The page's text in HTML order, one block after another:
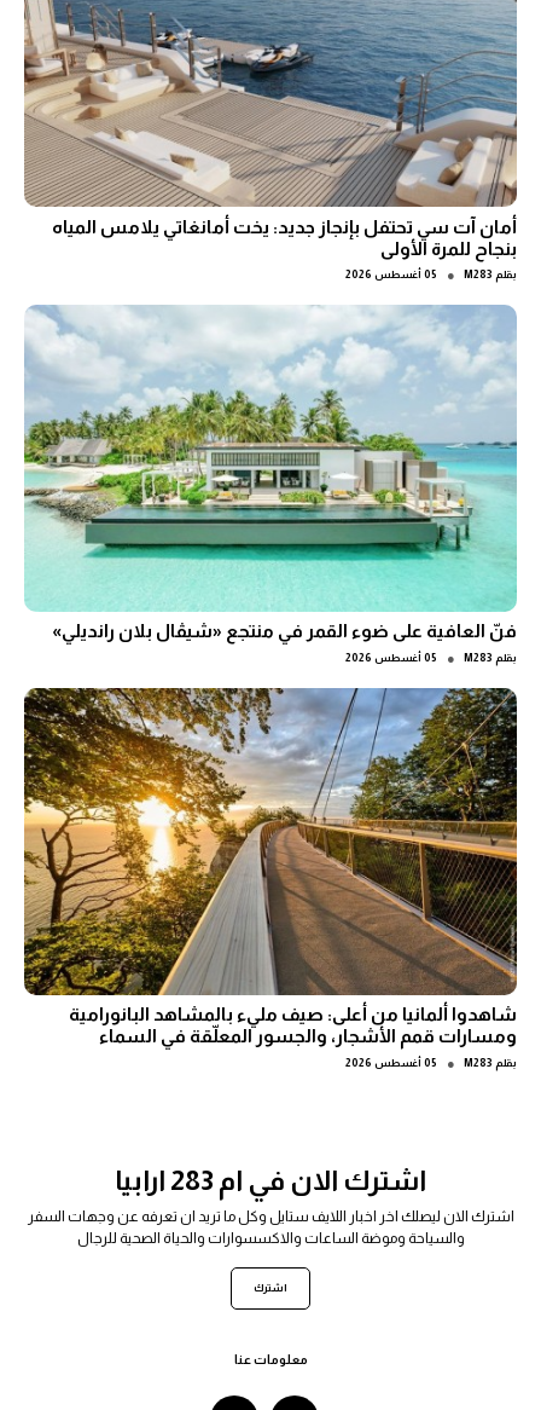
أمان آت سي تحتفل بإنجاز جديد: يخت أمانغاتي يلامس المياه
بنجاح للمرة الأولى
بقلم M283
● 05 أغسطس 2026
فنّ العافية على ضوء القمر في منتجع «شيڤال بلان رانديلي»
بقلم M283
● 05 أغسطس 2026
شاهدوا ألمانيا من أعلى: صيف مليء بالمشاهد البانورامية
ومسارات قمم الأشجار، والجسور المعلّقة في السماء
بقلم M283
● 05 أغسطس 2026
اشترك الان في ام 283 ارابيا
اشترك الان ليصلك اخر اخبار اللايف ستايل وكل ما تريد ان تعرفه عن وجهات السفر
والسياحة وموضة الساعات والاكسسوارات والحياة الصحية للرجال
اشترك
معلومات عنا